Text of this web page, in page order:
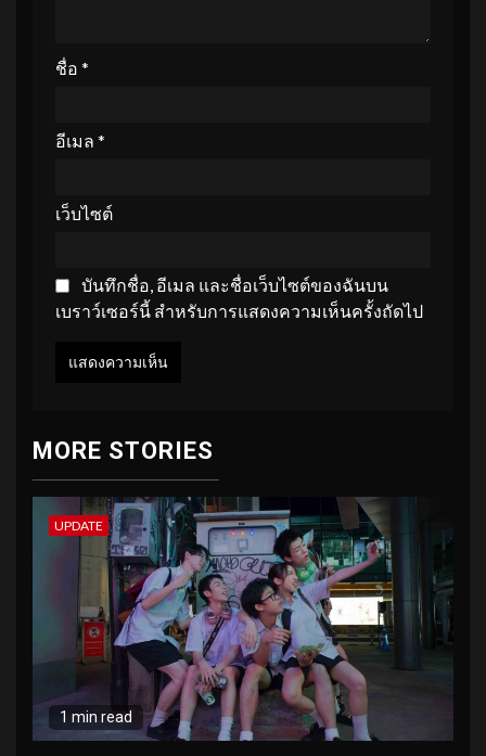
ชื่อ *
อีเมล *
เว็บไซต์
บันทึกชื่อ, อีเมล และชื่อเว็บไซต์ของฉันบน
เบราว์เซอร์นี้ สำหรับการแสดงความเห็นครั้งถัดไป
MORE STORIES
UPDATE
1 min read